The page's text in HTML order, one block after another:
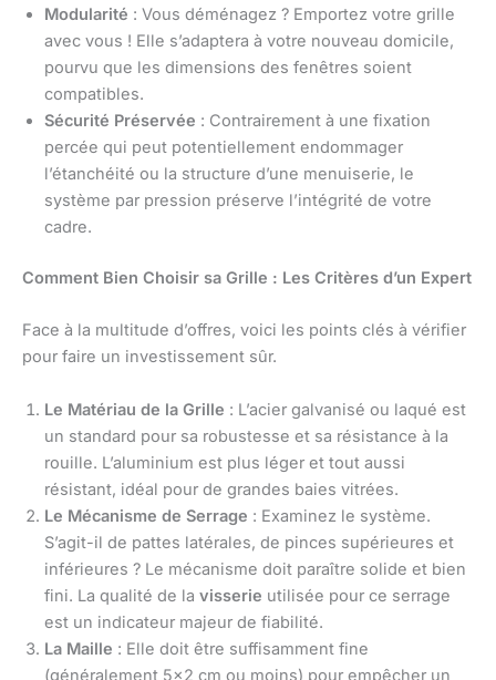
Modularité : Vous déménagez ? Emportez votre grille
avec vous ! Elle s’adaptera à votre nouveau domicile,
pourvu que les dimensions des fenêtres soient
compatibles.
Sécurité Préservée : Contrairement à une fixation
percée qui peut potentiellement endommager
l’étanchéité ou la structure d’une menuiserie, le
système par pression préserve l’intégrité de votre
cadre.
Comment Bien Choisir sa Grille : Les Critères d’un Expert
Face à la multitude d’offres, voici les points clés à vérifier
pour faire un investissement sûr.
Le Matériau de la Grille : L’acier galvanisé ou laqué est
un standard pour sa robustesse et sa résistance à la
rouille. L’aluminium est plus léger et tout aussi
résistant, idéal pour de grandes baies vitrées.
Le Mécanisme de Serrage : Examinez le système.
S’agit-il de pattes latérales, de pinces supérieures et
inférieures ? Le mécanisme doit paraître solide et bien
fini. La qualité de la visserie utilisée pour ce serrage
est un indicateur majeur de fiabilité.
La Maille : Elle doit être suffisamment fine
(généralement 5×2 cm ou moins) pour empêcher un